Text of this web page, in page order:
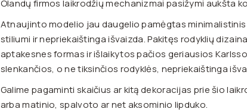
Olandų firmos laikrodžių mechanizmai pasižymi aukšta
Atnaujinto modelio jau daugelio pamėgtas
stiliumi ir nepriekaištinga išvaizda. Pakitęs rodyklių
aptakesnes formas ir išlaikytos pačios geriausios
slenkančios, o ne tiksinčios rodyklės, nepriekaištinga
Galime pagaminti skaičius ar kitą dekoracijas prie šio
arba matinio, spalvoto ar net aksominio lipduko.